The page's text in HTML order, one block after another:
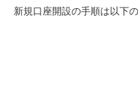
新規口座開設の手順は以下